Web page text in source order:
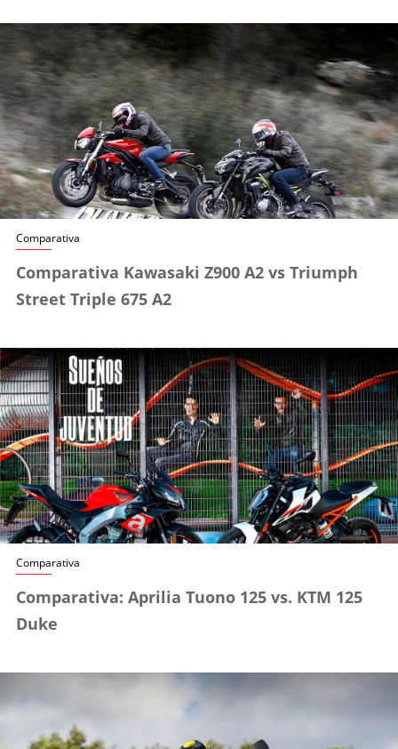
Comparativa
Comparativa Kawasaki Z900 A2 vs Triumph
Street Triple 675 A2
Comparativa
Comparativa: Aprilia Tuono 125 vs. KTM 125
Duke